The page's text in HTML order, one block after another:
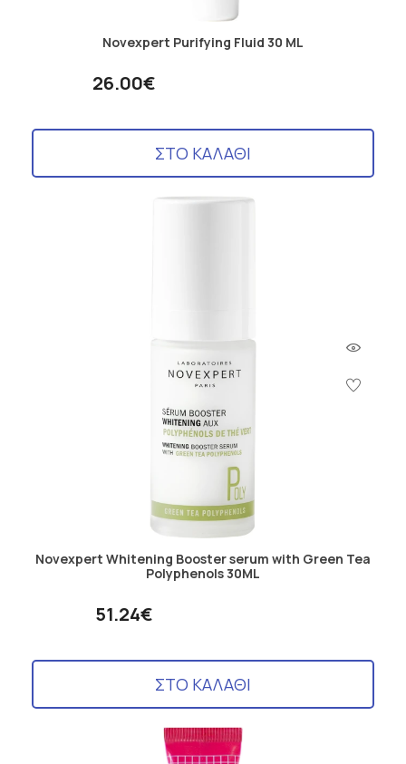
Novexpert Purifying Fluid 30 ML
26.00€
ΣΤΟ ΚΑΛΑΘΙ
Novexpert Whitening Booster serum with Green Tea
Polyphenols 30ML
51.24€
ΣΤΟ ΚΑΛΑΘΙ